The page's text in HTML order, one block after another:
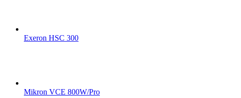
Exeron HSC 300
Mikron VCE 800W/Pro